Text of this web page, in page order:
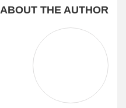
ABOUT THE AUTHOR